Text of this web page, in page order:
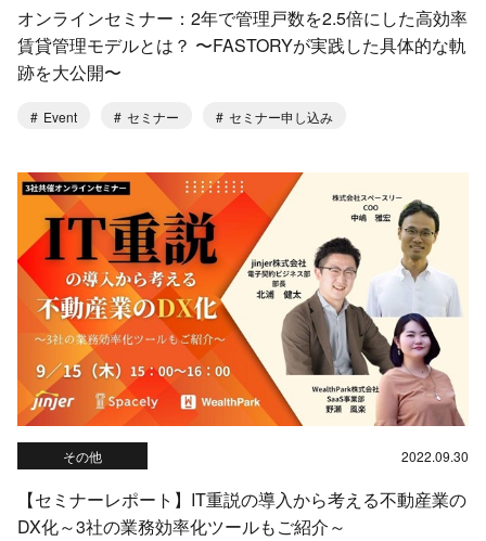
オンラインセミナー：2年で管理戸数を2.5倍にした高効率
賃貸管理モデルとは？ 〜FASTORYが実践した具体的な軌
跡を大公開〜
Event セミナー セミナー申し込み
その他 2022.09.30
【セミナーレポート】IT重説の導入から考える不動産業の
DX化～3社の業務効率化ツールもご紹介～